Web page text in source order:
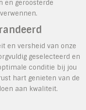
en geroosterde
en versheid van onze
geselecteerd en
conditie bij jou
hart genieten van de
aan kwaliteit.